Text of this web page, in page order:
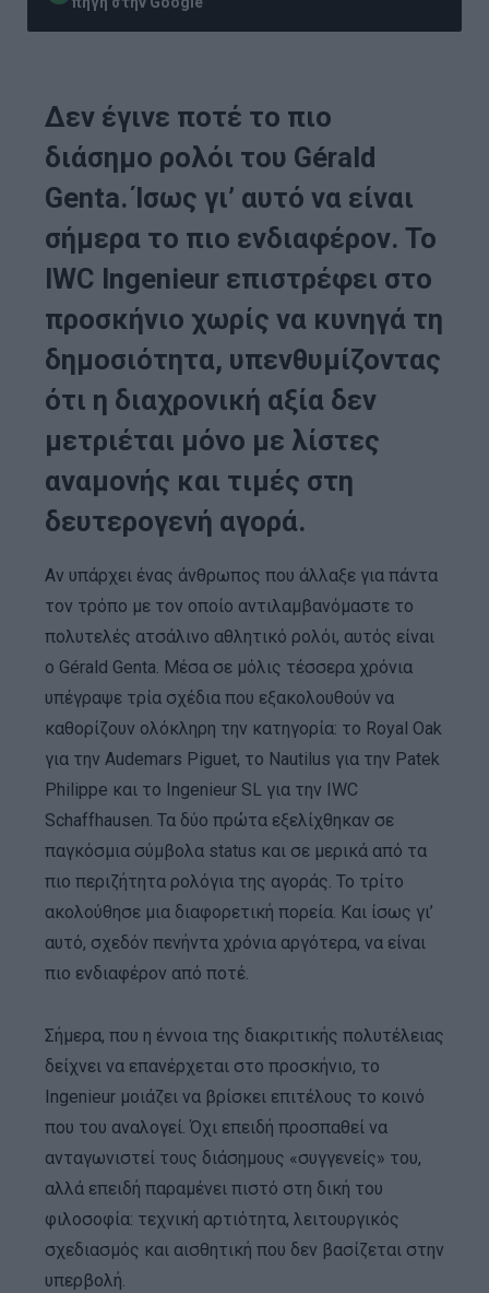
Δεν έγινε ποτέ το πιο
διάσημο ρολόι του Gérald
Genta. Ίσως γι’ αυτό να είναι
σήμερα το πιο ενδιαφέρον. Το
IWC Ingenieur επιστρέφει στο
προσκήνιο χωρίς να κυνηγά τη
δημοσιότητα, υπενθυμίζοντας
ότι η διαχρονική αξία δεν
μετριέται μόνο με λίστες
αναμονής και τιμές στη
δευτερογενή αγορά.
Αν υπάρχει ένας άνθρωπος που άλλαξε για πάντα
τον τρόπο με τον οποίο αντιλαμβανόμαστε το
πολυτελές ατσάλινο αθλητικό ρολόι, αυτός είναι
ο Gérald Genta. Μέσα σε μόλις τέσσερα χρόνια
υπέγραψε τρία σχέδια που εξακολουθούν να
καθορίζουν ολόκληρη την κατηγορία: το Royal Oak
για την Audemars Piguet, το Nautilus για την Patek
Philippe και το Ingenieur SL για την IWC
Schaffhausen. Τα δύο πρώτα εξελίχθηκαν σε
παγκόσμια σύμβολα status και σε μερικά από τα
πιο περιζήτητα ρολόγια της αγοράς. Το τρίτο
ακολούθησε μια διαφορετική πορεία. Και ίσως γι’
αυτό, σχεδόν πενήντα χρόνια αργότερα, να είναι
πιο ενδιαφέρον από ποτέ.
Σήμερα, που η έννοια της διακριτικής πολυτέλειας
δείχνει να επανέρχεται στο προσκήνιο, το
Ingenieur μοιάζει να βρίσκει επιτέλους το κοινό
που του αναλογεί. Όχι επειδή προσπαθεί να
ανταγωνιστεί τους διάσημους «συγγενείς» του,
αλλά επειδή παραμένει πιστό στη δική του
φιλοσοφία: τεχνική αρτιότητα, λειτουργικός
σχεδιασμός και αισθητική που δεν βασίζεται στην
υπερβολή.